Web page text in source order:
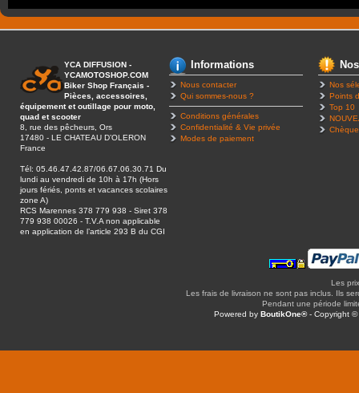
YCA DIFFUSION -
YCAMOTOSHOP.COM
Biker Shop Français -
Pièces, accessoires,
équipement et outillage pour moto,
quad et scooter
8, rue des pêcheurs, Ors
17480 - LE CHATEAU D’OLERON
France
Tél: 05.46.47.42.87/06.67.06.30.71 Du
lundi au vendredi de 10h à 17h (Hors
jours fériés, ponts et vacances scolaires
zone A)
RCS Marennes 378 779 938 - Siret 378
779 938 00026 - T.V.A non applicable
en application de l’article 293 B du CGI
Informations
Nous contacter
Qui sommes-nous ?
Conditions générales
Confidentialité & Vie privée
Modes de paiement
Nos
Points
Top 10
Les
Les frais de livraison ne sont pas inclus. Ils
Pendant une période
Powered byBoutikOne®- Copyright ©